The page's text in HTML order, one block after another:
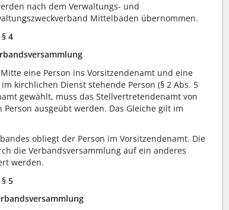
nach dem Verwaltungs- und
Mittelbaden übernommen.
§ 4
eine Person ins Vorsitzendenamt und eine
kirchlichen Dienst stehende Person (§ 2 Abs. 5
gewählt, muss das Stellvertretendenamt von
ausgeübt werden. Das Gleiche gilt im
obliegt der Person im Vorsitzendenamt. Die
die Verbandsversammlung auf ein anderes
werden.
§ 5